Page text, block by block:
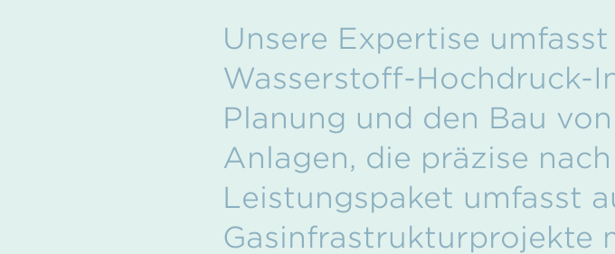
Unsere Expertise
Wasserstoff-Hochdruck-
Planung und den Bau
Anlagen, die präzise
Leistungspaket umfasst
Gasinfrastrukturprojekte